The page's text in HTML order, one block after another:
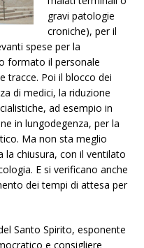
gravi patologie
croniche), per il
spese per la
formato il personale
tracce. Poi il blocco dei
di medici, la riduzione
ad esempio in
in lungodegenza, per la
Ma non sta meglio
la chiusura, con il ventilato
E si verificano anche
dei tempi di attesa per
Santo Spirito, esponente
e consigliere